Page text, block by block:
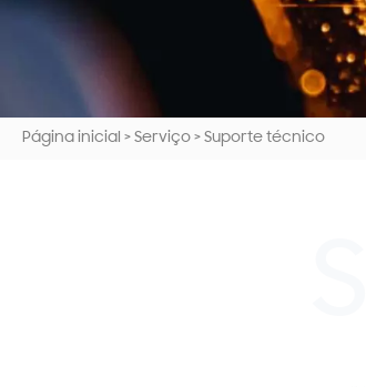
Página inicial > Serviço > Suporte técnico